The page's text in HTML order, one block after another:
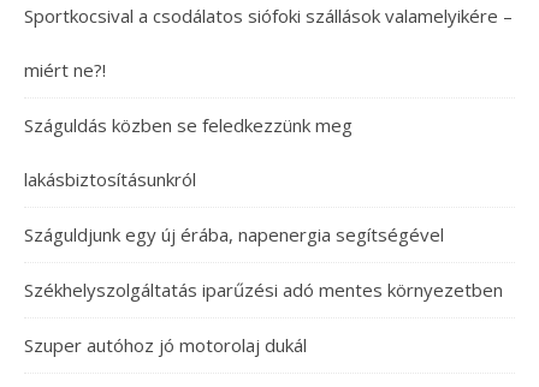
Sportkocsival a csodálatos siófoki szállások valamelyikére –
miért ne?!
Száguldás közben se feledkezzünk meg
lakásbiztosításunkról
Száguldjunk egy új érába, napenergia segítségével
Székhelyszolgáltatás iparűzési adó mentes környezetben
Szuper autóhoz jó motorolaj dukál